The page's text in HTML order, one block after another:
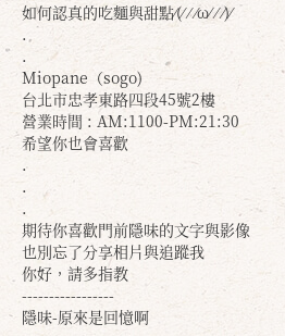
如何認真的吃麵與甜點⁄(⁄ ⁄ ⁄ω⁄ ⁄ ⁄)⁄
.
.
Miopane（sogo)
台北市忠孝東路四段45號2樓
營業時間 : AM:1100-PM:21:30
希望你也會喜歡
.
.
.
期待你喜歡門前隱味的文字與影像
也別忘了分享相片與追蹤我
你好，請多指教
-----------------
隱味-原來是回憶啊